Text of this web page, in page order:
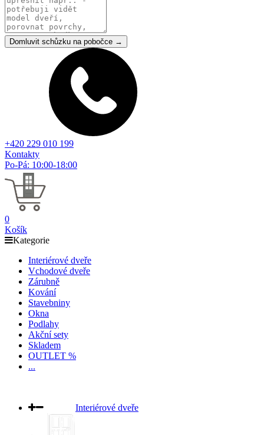
Domluvit schůzku na pobočce →
+420 229 010 199
Kontakty
Po-Pá: 10:00-18:00
0
Košík
Kategorie
Interiérové dveře
Vchodové dveře
Zárubně
Kování
Stavebniny
Okna
Podlahy
Akční sety
Skladem
OUTLET %
...
Interiérové dveře